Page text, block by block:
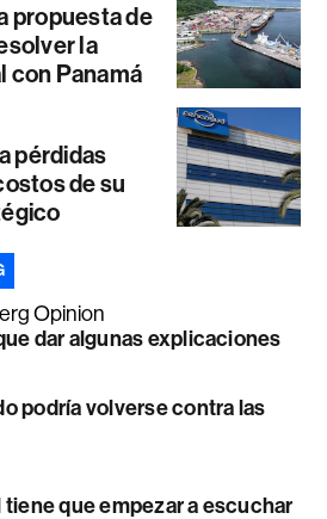
propuesta de
la
con Panamá
pérdidas
de su
Opinion
dar algunas explicaciones
podría volverse contra las
tiene que empezar a escuchar